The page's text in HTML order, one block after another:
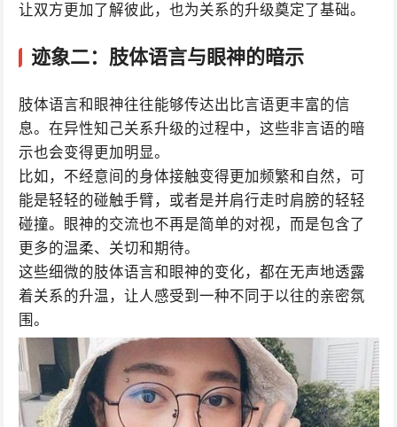
让双方更加了解彼此，也为关系的升级奠定了基础。
迹象二：肢体语言与眼神的暗示
肢体语言和眼神往往能够传达出比言语更丰富的信
息。在异性知己关系升级的过程中，这些非言语的暗
示也会变得更加明显。
比如，不经意间的身体接触变得更加频繁和自然，可
能是轻轻的碰触手臂，或者是并肩行走时肩膀的轻轻
碰撞。眼神的交流也不再是简单的对视，而是包含了
更多的温柔、关切和期待。
这些细微的肢体语言和眼神的变化，都在无声地透露
着关系的升温，让人感受到一种不同于以往的亲密氛
围。